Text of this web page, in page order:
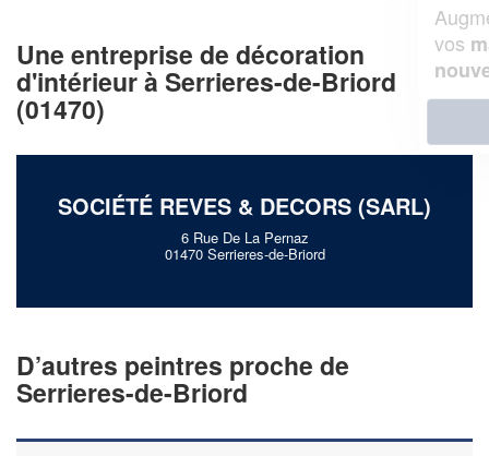
Une entreprise de décoration
d'intérieur à Serrieres-de-Briord
(01470)
SOCIÉTÉ REVES & DECORS (SARL)
6 Rue De La Pernaz
01470 Serrieres-de-Briord
D’autres peintres proche de
Serrieres-de-Briord
chiffre d'affaireset
vos marges tout en gagnant de
nouveaux clients!